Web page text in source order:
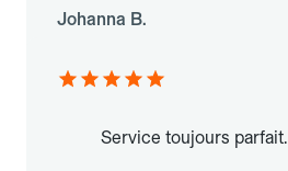
Johanna B.
Service toujours parfait.